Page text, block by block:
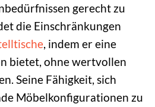
gerecht zu
die Einschränkungen
, indem er eine
bietet, ohne wertvollen
Seine Fähigkeit, sich
Möbelkonfigurationen zu